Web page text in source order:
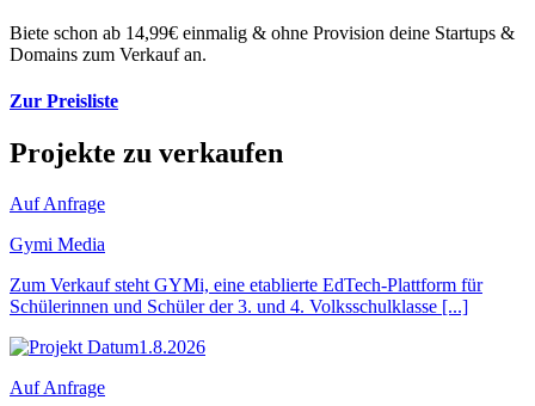
Biete schon ab 14,99€ einmalig & ohne Provision deine Startups &
Domains zum Verkauf an.
Zur Preisliste
Projekte zu verkaufen
Auf Anfrage
Gymi Media
Zum Verkauf steht GYMi, eine etablierte EdTech-Plattform für
Schülerinnen und Schüler der 3. und 4. Volksschulklasse [...]
1.8.2026
Auf Anfrage